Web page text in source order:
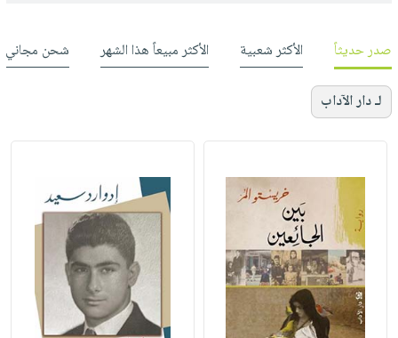
صدر حديثاً الأكثر شعبية الأكثر مبيعاً هذا الشهر شحن مجاني
لـ دار الآداب